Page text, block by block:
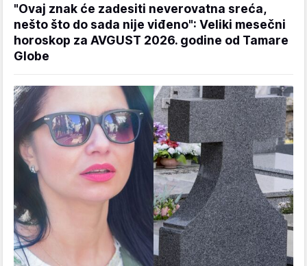
"Ovaj znak će zadesiti neverovatna sreća,
nešto što do sada nije viđeno": Veliki mesečni
horoskop za AVGUST 2026. godine od Tamare
Globe